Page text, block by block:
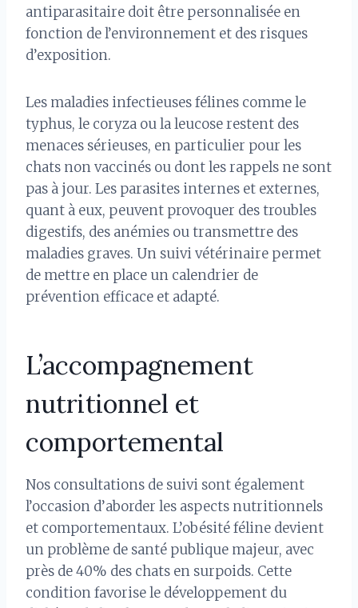
antiparasitaire doit être personnalisée en
fonction de l’environnement et des risques
d’exposition.
Les maladies infectieuses félines comme le
typhus, le coryza ou la leucose restent des
menaces sérieuses, en particulier pour les
chats non vaccinés ou dont les rappels ne sont
pas à jour. Les parasites internes et externes,
quant à eux, peuvent provoquer des troubles
digestifs, des anémies ou transmettre des
maladies graves. Un suivi vétérinaire permet
de mettre en place un calendrier de
prévention efficace et adapté.
L’accompagnement
nutritionnel et
comportemental
Nos consultations de suivi sont également
l’occasion d’aborder les aspects nutritionnels
et comportementaux. L’obésité féline devient
un problème de santé publique majeur, avec
près de 40% des chats en surpoids. Cette
condition favorise le développement du